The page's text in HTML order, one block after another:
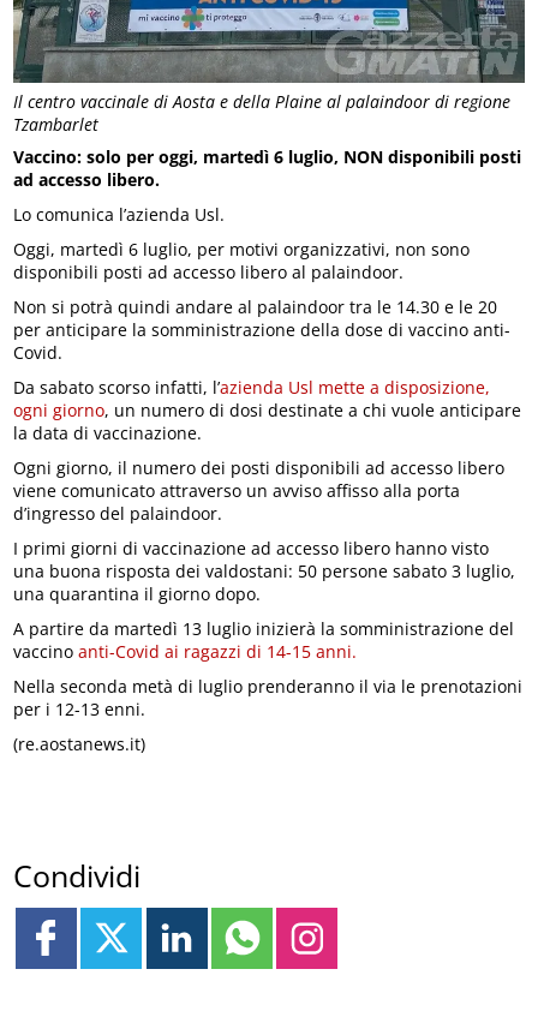
Il centro vaccinale di Aosta e della Plaine al palaindoor di regione
Tzambarlet
Vaccino: solo per oggi, martedì 6 luglio, NON disponibili posti
ad accesso libero.
Lo comunica l’azienda Usl.
Oggi, martedì 6 luglio, per motivi organizzativi, non sono
disponibili posti ad accesso libero al palaindoor.
Non si potrà quindi andare al palaindoor tra le 14.30 e le 20
per anticipare la somministrazione della dose di vaccino anti-
Covid.
Da sabato scorso infatti, l’azienda Usl mette a disposizione,
ogni giorno, un numero di dosi destinate a chi vuole anticipare
la data di vaccinazione.
Ogni giorno, il numero dei posti disponibili ad accesso libero
viene comunicato attraverso un avviso affisso alla porta
d’ingresso del palaindoor.
I primi giorni di vaccinazione ad accesso libero hanno visto
una buona risposta dei valdostani: 50 persone sabato 3 luglio,
una quarantina il giorno dopo.
A partire da martedì 13 luglio inizierà la somministrazione del
vaccinoanti-Covid ai ragazzi di 14-15 anni.
Nella seconda metà di luglio prenderanno il via le prenotazioni
per i 12-13 enni.
(re.aostanews.it)
Condividi